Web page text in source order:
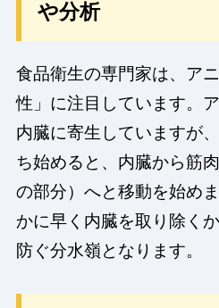
や分析
食品衛生の専門家は、ア
性」に注目しています。
内臓に寄生していますが
ち始めると、内臓から筋
の部分）へと移動を始め
かに早く内臓を取り除く
防ぐ分水嶺となります。